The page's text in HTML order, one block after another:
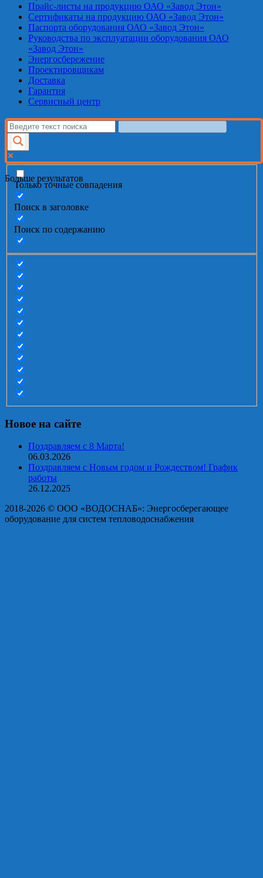
Прайс-листы на продукцию ОАО «Завод Этон»
Сертификаты на продукцию ОАО «Завод Этон»
Паспорта оборудования ОАО «Завод Этон»
Руководства по эксплуатации оборудования ОАО
«Завод Этон»
Энергосбережение
Проектировщикам
Доставка
Гарантия
Сервисный центр
Больше результатов
Только точные совпадения
Поиск в заголовке
Поиск по содержанию
Новое на сайте
Поздравляем с 8 Марта!
06.03.2026
Поздравляем с Новым годом и Рождеством! График
работы
26.12.2025
2018-2026 © OOO «ВОДОСНАБ»: Энергосберегающее
оборудование для систем тепловодоснабжения